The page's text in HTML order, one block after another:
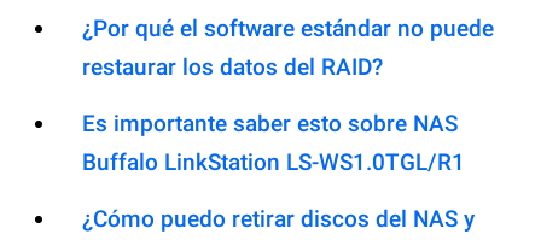
¿Por qué el software estándar no puede
restaurar los datos del RAID?
Es importante saber esto sobre NAS
Buffalo LinkStation LS-WS1.0TGL/R1
¿Cómo puedo retirar discos del NAS y